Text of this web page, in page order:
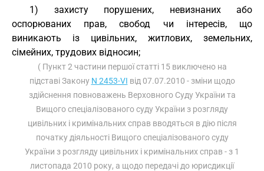
1) захисту порушених, невизнаних або
оспорюваних прав, свобод чи інтересів, що
виникають із цивільних, житлових, земельних,
сімейних, трудових відносин;
( Пункт 2 частини першої статті 15 виключено на
підставі Закону N 2453-VI від 07.07.2010 - зміни щодо
здійснення повноважень Верховного Суду України та
Вищого спеціалізованого суду України з розгляду
цивільних і кримінальних справ вводяться в дію після
початку діяльності Вищого спеціалізованого суду
України з розгляду цивільних і кримінальних справ - з 1
листопада 2010 року, а щодо передачі до юрисдикції